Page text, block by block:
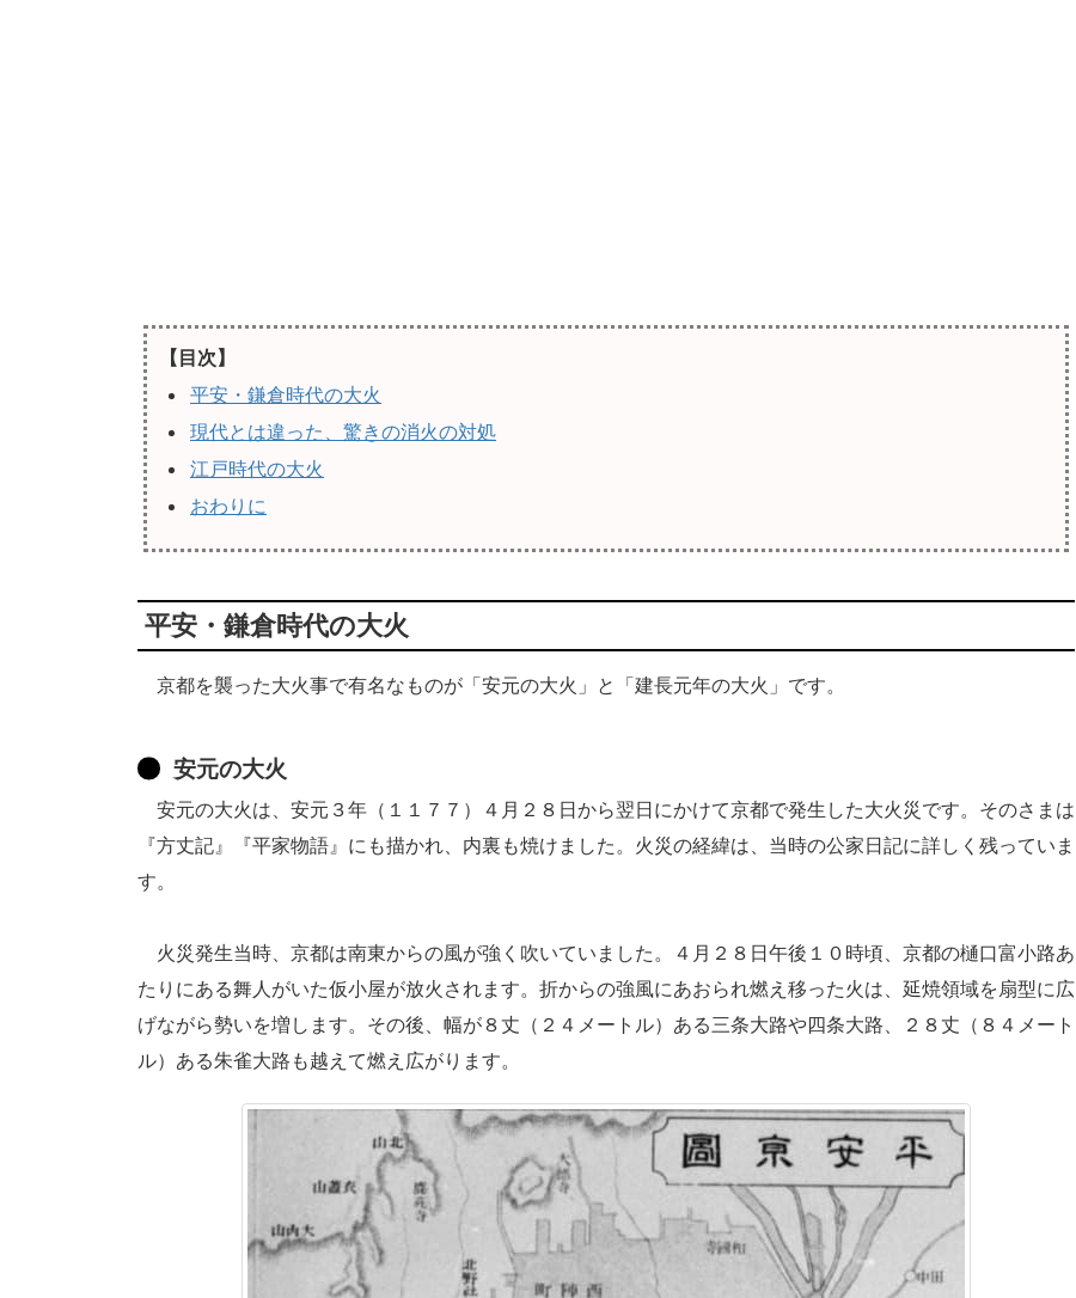
【目次】
平安・鎌倉時代の大火
現代とは違った、驚きの消火の対処
江戸時代の大火
おわりに
平安・鎌倉時代の大火
京都を襲った大火事で有名なものが「安元の大火」と「建長元年の大火」です。
安元の大火
安元の大火は、安元３年（１１７７）４月２８日から翌日にかけて京都で発生した大火災です。そのさまは
『方丈記』『平家物語』にも描かれ、内裏も焼けました。火災の経緯は、当時の公家日記に詳しく残っていま
す。
火災発生当時、京都は南東からの風が強く吹いていました。４月２８日午後１０時頃、京都の樋口富小路あ
たりにある舞人がいた仮小屋が放火されます。折からの強風にあおられ燃え移った火は、延焼領域を扇型に広
げながら勢いを増します。その後、幅が８丈（２４メートル）ある三条大路や四条大路、２８丈（８４メート
ル）ある朱雀大路も越えて燃え広がります。